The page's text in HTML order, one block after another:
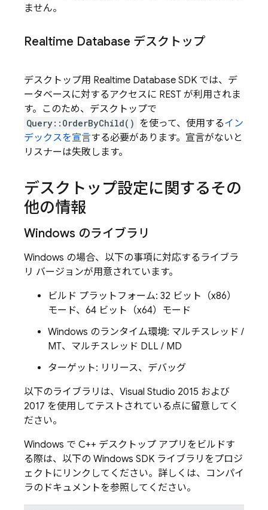
ません。
Realtime Database デスクトップ
デスクトップ用 Realtime Database SDK では、デ
ータベースに対するアクセスに REST が利用されま
す。このため、デスクトップで
Query::OrderByChild() を使って、使用するイン
デックスを宣言する必要があります。宣言がないと
リスナーは失敗します。
デスクトップ設定に関するその
他の情報
Windows のライブラリ
Windows の場合、以下の事項に対応するライブラ
リ バージョンが用意されています。
ビルド プラットフォーム: 32 ビット（x86）
モード、64 ビット（x64）モード
Windows のランタイム環境: マルチスレッド /
MT、マルチスレッド DLL / MD
ターゲット: リリース、デバッグ
以下のライブラリは、Visual Studio 2015 および
2017 を使用してテストされている点に留意してく
ださい。
Windows で C++ デスクトップ アプリをビルドす
る際は、以下の Windows SDK ライブラリをプロジ
ェクトにリンクしてください。詳しくは、コンパイ
ラのドキュメントを参照してください。